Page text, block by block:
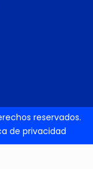
reservados.
de privacidad